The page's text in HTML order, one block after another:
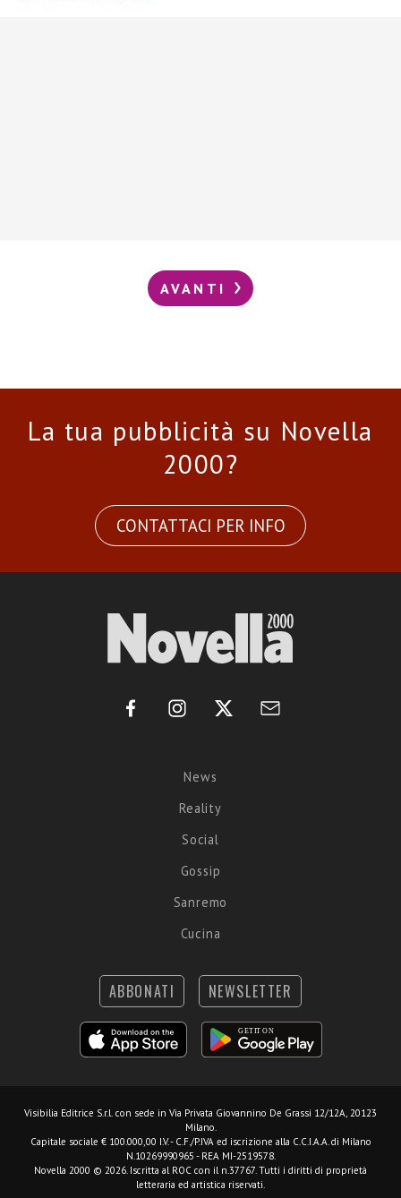
AVANTI
La tua pubblicità su Novella
2000?
CONTATTACI PER INFO
News
Reality
Social
Gossip
Sanremo
Cucina
ABBONATI NEWSLETTER
Visibilia Editrice S.r.l. con sede in Via Privata Giovannino De Grassi 12/12A, 20123
Milano.
Capitale sociale € 100.000,00 I.V. - C.F./P.IVA ed iscrizione alla C.C.I.A.A. di Milano
N.10269990965 - REA MI-2519578.
Novella 2000 © 2026. Iscritta al ROC con il n.37767. Tutti i diritti di proprietà
letteraria ed artistica riservati.